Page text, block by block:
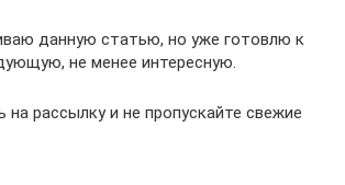
данную статью, но уже готовлю к
не менее интересную.
на рассылку и не пропускайте свежие